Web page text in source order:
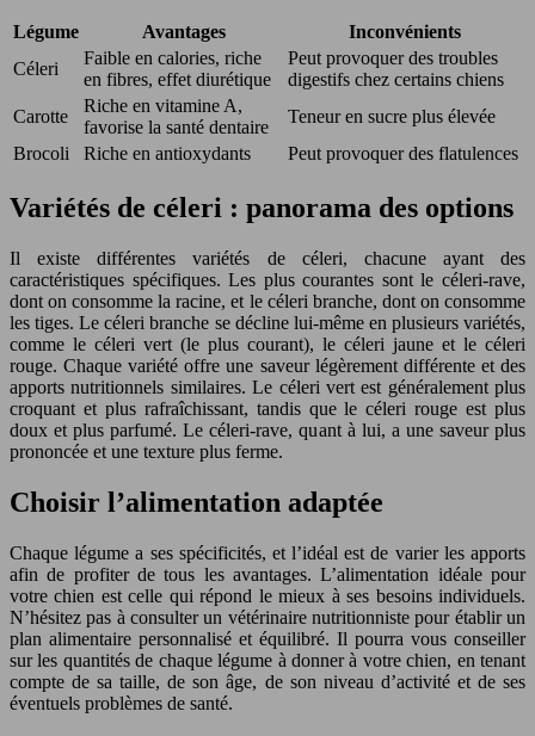
Légume Avantages
Inconvénients
Céleri
Faible en calories, riche
en fibres, effet diurétique
Peut provoquer des troubles
digestifs chez certains chiens
Carotte
Riche en vitamine A,
favorise la santé dentaire
Teneur en sucre plus élevée
Brocoli
Riche en antioxydants Peut provoquer des flatulences
Variétés de céleri : panorama des options
Il existe différentes variétés de céleri, chacune ayant des
caractéristiques spécifiques. Les plus courantes sont le céleri-rave,
dont on consomme la racine, et le céleri branche, dont on consomme
les tiges. Le céleri branche se décline lui-même en plusieurs variétés,
comme le céleri vert (le plus courant), le céleri jaune et le céleri
rouge. Chaque variété offre une saveur légèrement différente et des
apports nutritionnels similaires. Le céleri vert est généralement plus
croquant et plus rafraîchissant, tandis que le céleri rouge est plus
doux et plus parfumé. Le céleri-rave, quant à lui, a une saveur plus
prononcée et une texture plus ferme.
Choisir l’alimentation adaptée
Chaque légume a ses spécificités, et l’idéal est de varier les apports
afin de profiter de tous les avantages. L’alimentation idéale pour
votre chien est celle qui répond le mieux à ses besoins individuels.
N’hésitez pas à consulter un vétérinaire nutritionniste pour établir un
plan alimentaire personnalisé et équilibré. Il pourra vous conseiller
sur les quantités de chaque légume à donner à votre chien, en tenant
compte de sa taille, de son âge, de son niveau d’activité et de ses
éventuels problèmes de santé.